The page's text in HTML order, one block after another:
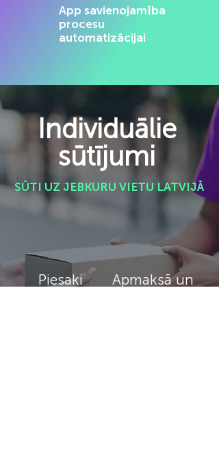
App savienojamība
procesu
automatizācijai
Individuālie
sūtījumi
SŪTI UZ JEBKURU VIETU LATVIJĀ
Piesaki
Apmaksā un